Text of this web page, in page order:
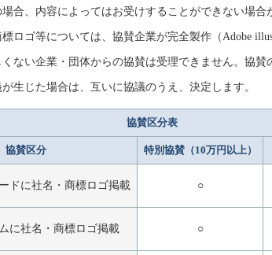
合、内容によってはお受けすることができない場合
ロゴ等については、協賛企業が完全製作（Adobe
ない企業・団体からの協賛は受理できません。協賛
生じた場合は、互いに協議のうえ、決定します。
協賛区分表
協賛区分 特別協賛（10万円以上）
ドに社名・商標ロゴ掲載 ○
に社名・商標ロゴ掲載 ○